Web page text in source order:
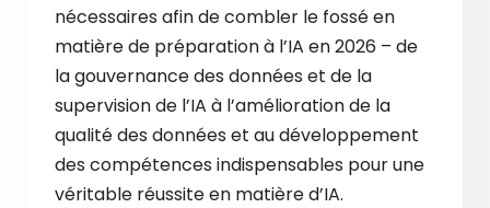
nécessaires afin de combler le fossé en
matière de préparation à l’IA en 2026 – de
la gouvernance des données et de la
supervision de l’IA à l’amélioration de la
qualité des données et au développement
des compétences indispensables pour une
véritable réussite en matière d’IA.